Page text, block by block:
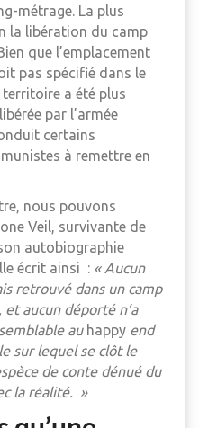
métrage. La plus
la libération du camp
que l’emplacement
pas spécifié dans le
a été plus
par l’armée
certains
à remettre en
nous pouvons
Veil, survivante de
autobiographie
écrit ainsi : « Aucun
retrouvé dans un camp
aucun déporté n’a
auhappy end
sur lequel se clôt le
de conte dénué du
la réalité. »